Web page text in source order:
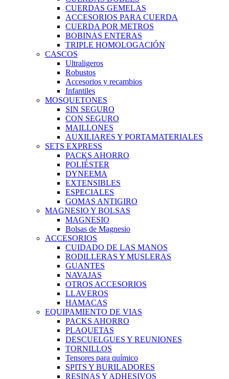
CUERDAS GEMELAS
ACCESORIOS PARA CUERDA
CUERDA POR METROS
BOBINAS ENTERAS
TRIPLE HOMOLOGACIÓN
CASCOS
Ultraligeros
Robustos
Accesorios y recambios
Infantiles
MOSQUETONES
SIN SEGURO
CON SEGURO
MAILLONES
AUXILIARES Y PORTAMATERIALES
SETS EXPRESS
PACKS AHORRO
POLIÉSTER
DYNEEMA
EXTENSIBLES
ESPECIALES
GOMAS ANTIGIRO
MAGNESIO Y BOLSAS
MAGNESIO
Bolsas de Magnesio
ACCESORIOS
CUIDADO DE LAS MANOS
RODILLERAS Y MUSLERAS
GUANTES
NAVAJAS
OTROS ACCESORIOS
LLAVEROS
HAMACAS
EQUIPAMIENTO DE VIAS
PACKS AHORRO
PLAQUETAS
DESCUELGUES Y REUNIONES
TORNILLOS
Tensores para químico
SPITS Y BURILADORES
RESINAS Y ADHESIVOS